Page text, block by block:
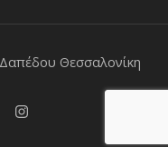
Θεσσαλονίκη